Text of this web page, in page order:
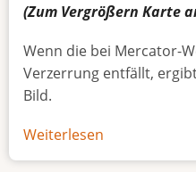
(Zum Vergrößern Karte
Wenn die bei Mercator-
Verzerrung entfällt,
Bild.
Weiterlesen
Afrikas